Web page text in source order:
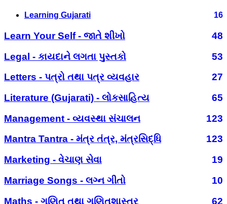
Learning Gujarati 16
Learn Your Self - જાતે શીખો
48
Legal - કાયદાને લગતા પુસ્તકો
53
Letters - પત્રો તથા પત્ર વ્યવહાર
27
Literature (Gujarati) - લોકસાહિત્ય
65
Management - વ્યવસ્થા સંચાલન
123
Mantra Tantra - મંત્ર તંત્ર, મંત્રસિદ્ધિ
123
Marketing - વેચાણ સેવા
19
Marriage Songs - લગ્ન ગીતો
10
Maths - ગણિત તથા ગણિતશાસ્ત્ર
62